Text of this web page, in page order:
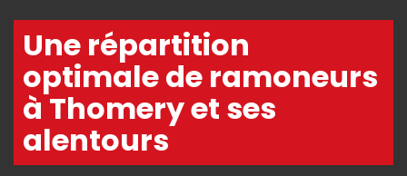
Une répartition
optimale de ramoneurs
à Thomery et ses
alentours